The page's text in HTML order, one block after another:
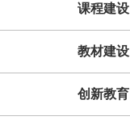
课程建设
教材建设
创新教育